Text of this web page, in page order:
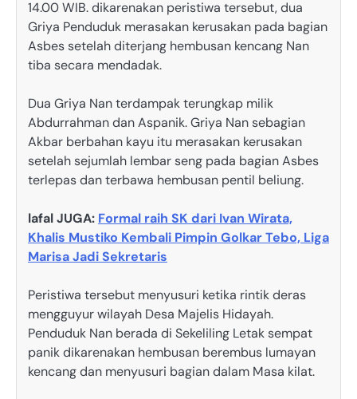
14.00 WIB. dikarenakan peristiwa tersebut, dua
Griya Penduduk merasakan kerusakan pada bagian
Asbes setelah diterjang hembusan kencang Nan
tiba secara mendadak.
Dua Griya Nan terdampak terungkap milik
Abdurrahman dan Aspanik. Griya Nan sebagian
Akbar berbahan kayu itu merasakan kerusakan
setelah sejumlah lembar seng pada bagian Asbes
terlepas dan terbawa hembusan pentil beliung.
lafal JUGA: Formal raih SK dari Ivan Wirata,
Khalis Mustiko Kembali Pimpin Golkar Tebo, Liga
Marisa Jadi Sekretaris
Peristiwa tersebut menyusuri ketika rintik deras
mengguyur wilayah Desa Majelis Hidayah.
Penduduk Nan berada di Sekeliling Letak sempat
panik dikarenakan hembusan berembus lumayan
kencang dan menyusuri bagian dalam Masa kilat.